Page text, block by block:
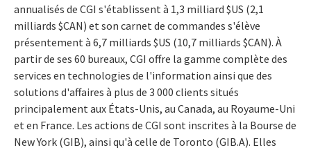
annualisés de CGI s'établissent à 1,3 milliard $US (2,1
milliards $CAN) et son carnet de commandes s'élève
présentement à 6,7 milliards $US (10,7 milliards $CAN). À
partir de ses 60 bureaux, CGI offre la gamme complète des
services en technologies de l'information ainsi que des
solutions d'affaires à plus de 3 000 clients situés
principalement aux États-Unis, au Canada, au Royaume-Uni
et en France. Les actions de CGI sont inscrites à la Bourse de
New York (GIB), ainsi qu'à celle de Toronto (GIB.A). Elles